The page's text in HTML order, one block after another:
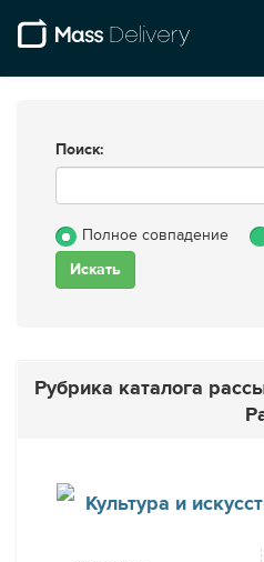
Поиск:
Полное совпадение
Рубрика каталога
Культура и